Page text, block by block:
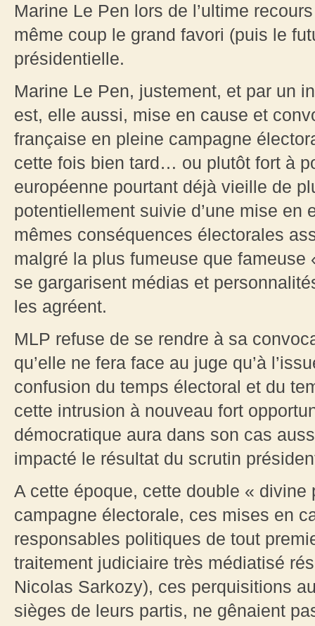
Marine Le Pen lors de l’ultime
même coup le grand favori (puis le
présidentielle.
Marine Le Pen, justement, et par un
est, elle aussi, mise en cause et
française en pleine campagne
cette fois bien tard… ou plutôt fort à
européenne pourtant déjà vieille de
potentiellement suivie d’une mise
mêmes conséquences électorales
malgré la plus fumeuse que fameuse
se gargarisent médias et
les agréent.
MLP refuse de se rendre à sa
qu’elle ne fera face au juge qu’à
confusion du temps électoral et du
cette intrusion à nouveau fort
démocratique aura dans son cas
impacté le résultat du scrutin
A cette époque, cette double «
campagne électorale, ces mises en
responsables politiques de tout
traitement judiciaire très médiatisé
Nicolas Sarkozy), ces perquisitions
sièges de leurs partis, ne gênaient